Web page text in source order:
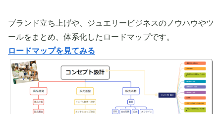
ブランド立ち上げや、ジュエリービジネスのノウハウやツ
ールをまとめ、体系化したロードマップです。
ロードマップを見てみる